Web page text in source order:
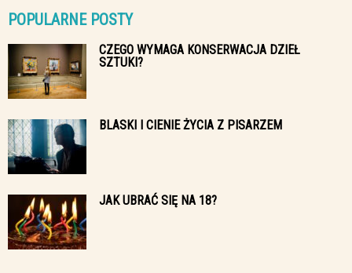
POPULARNE POSTY
CZEGO WYMAGA KONSERWACJA DZIEŁ
SZTUKI?
BLASKI I CIENIE ŻYCIA Z PISARZEM
JAK UBRAĆ SIĘ NA 18?